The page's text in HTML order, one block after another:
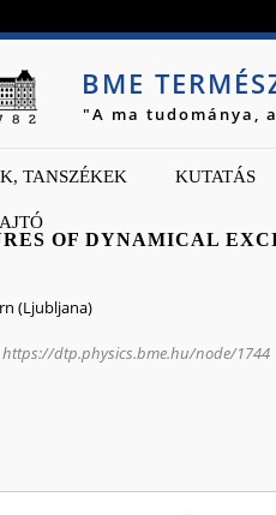
BME
"A ma tudománya,
TANSZÉKEK KUTATÁS
OF DYNAMICAL
(Ljubljana)
https://dtp.physics.bme.hu/node/1744